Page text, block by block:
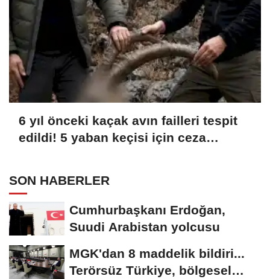
6 yıl önceki kaçak avın failleri tespit
edildi! 5 yaban keçisi için ceza
SON HABERLER
Cumhurbaşkanı Erdoğan,
Suudi Arabistan yolcusu
MGK'dan 8 maddelik bildiri...
Terörsüz Türkiye, bölgesel